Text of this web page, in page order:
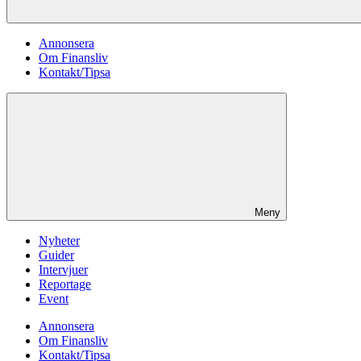
Annonsera
Om Finansliv
Kontakt/Tipsa
Meny
Nyheter
Guider
Intervjuer
Reportage
Event
Annonsera
Om Finansliv
Kontakt/Tipsa